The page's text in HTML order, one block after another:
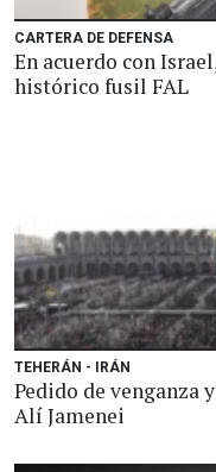
CARTERA DE DEFENSA
En acuerdo con
histórico fusil FAL
TEHERÁN - IRÁN
Pedido de venganza
Alí Jamenei